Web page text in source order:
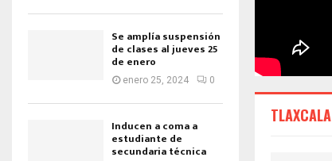
TLAXCALA
Se amplía suspensión
de clases al jueves 25
de enero
enero 25, 2024 0
Inducen a coma a
estudiante de
secundaria técnica